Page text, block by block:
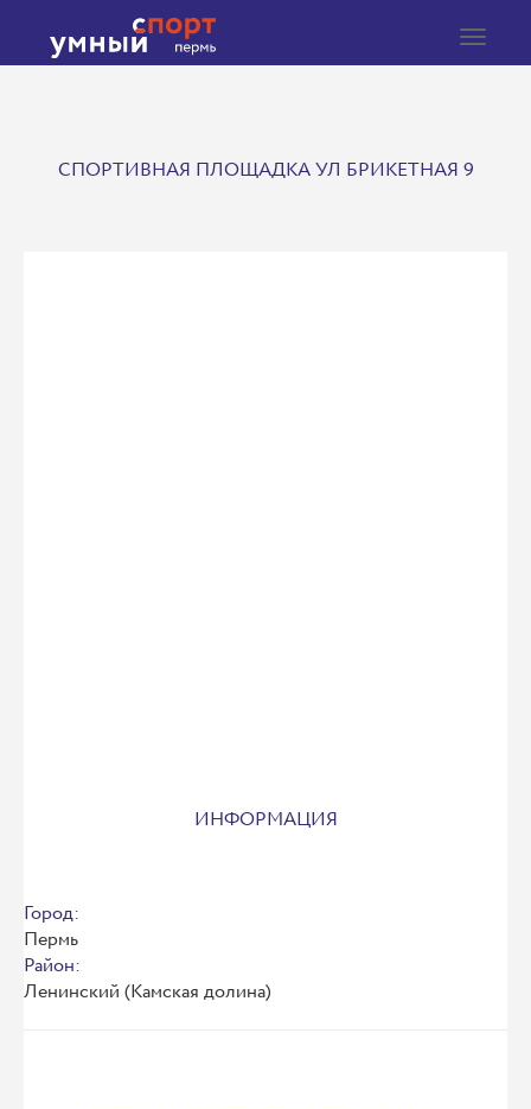
Toggle
СПОРТИВНАЯ ПЛОЩАДКА УЛ БРИКЕТНАЯ 9
ИНФОРМАЦИЯ
Город:
Пермь
Район:
Ленинский (Камская долина)